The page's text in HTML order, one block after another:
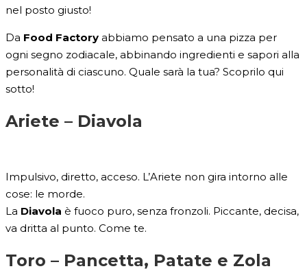
nel posto giusto!
Da Food Factory abbiamo pensato a una pizza per
ogni segno zodiacale, abbinando ingredienti e sapori alla
personalità di ciascuno. Quale sarà la tua? Scoprilo qui
sotto!
Ariete – Diavola
Impulsivo, diretto, acceso. L’Ariete non gira intorno alle
cose: le morde.
La Diavola è fuoco puro, senza fronzoli. Piccante, decisa,
va dritta al punto. Come te.
Toro – Pancetta, Patate e Zola